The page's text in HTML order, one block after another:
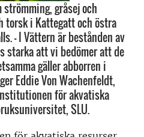
gråsej och
torsk i Kattegatt och östra
- I Vättern är bestånden av
starka att vi bedömer att de
gäller abborren i
Eddie Von Wachenfeldt,
för akvatiska
SLU.